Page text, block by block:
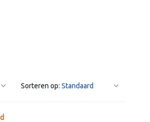
Sorteren op: